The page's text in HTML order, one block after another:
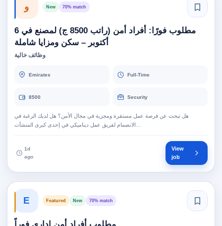
و New 70% match
مطلوب فورًا: أفراد أمن (راتب 8500 ج) لمصنع في 6
أكتوبر – سكن ومزايا شاملة
وظائف خالية
Emirates Full-Time
8500 Security
هل تبحث عن فرصة عمل مستقرة ومجزية في مجال الأمن؟ هل لديك الرغبة في
1d
ago
View
job
E Featured New 70% match